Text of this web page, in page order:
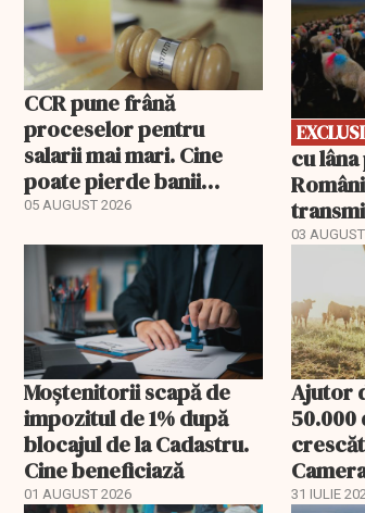
CCR pune frână
proceselor pentru
salarii mai mari. Cine
poate pierde banii
ceruți statului
05 AUGUST 2026
cu
03
Moștenitorii scapă de
impozitul de 1% după
blocajul de la Cadastru.
Cine beneficiază
01 AUGUST 2026
Ajutor
31 IULIE